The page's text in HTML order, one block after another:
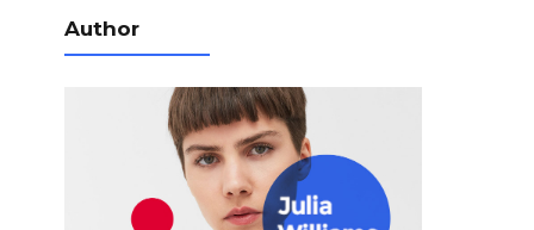
Author